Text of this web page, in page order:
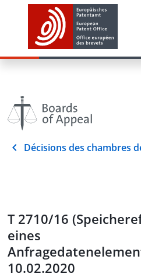
Décisions des chambres
T 2710/16
eines
10.02.2020